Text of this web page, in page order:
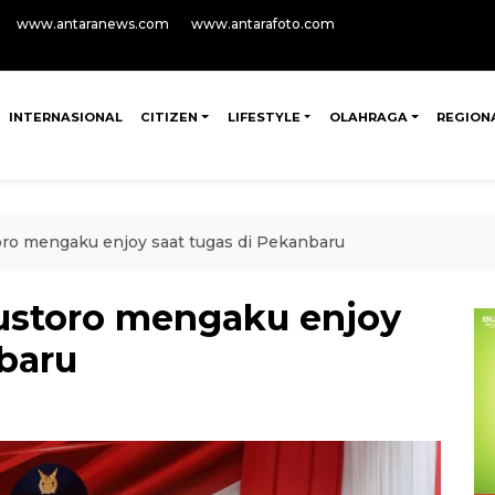
www.antaranews.com www.antarafoto.com
INTERNASIONAL CITIZEN LIFESTYLE OLAHRAGA
mengaku enjoy saat tugas di Pekanbaru
mengaku enjoy